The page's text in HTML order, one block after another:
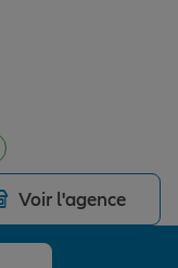
Voir l'agence